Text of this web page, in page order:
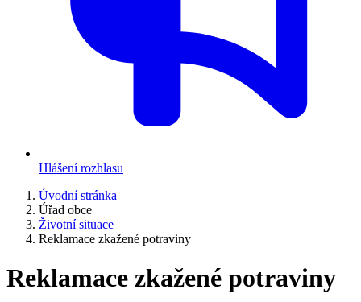
Hlášení rozhlasu
Úvodní stránka
Úřad obce
Životní situace
Reklamace zkažené potraviny
Reklamace zkažené potraviny